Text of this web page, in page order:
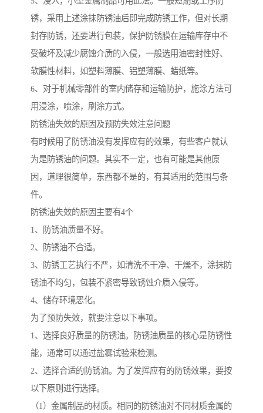
锈，采用上述涂抹防锈油后即完成防锈工作，但对长期
封存防锈，还要进行包装，保护防锈膜在运输库存中不
受破坏及减少腐蚀介质的入侵，一般选用油密封性好、
软膜性材料，如塑料薄膜、铝塑薄膜、蜡纸等。
6、对于机械零部件的室内储存和运输防护，施涂方法可
用浸涂，喷涂，刷涂方式。
防锈油失效的原因及预防失效注意问题
有时候用了防锈油没有发挥应有的效果，有些客户就认
为是防锈油的问题。其实不一定，也有可能是其他原
因，道理很简单，东西都不是的，有其适用的范围与条
件。
防锈油失效的原因主要有4个
1、防锈油质量不好。
2、防锈油不合适。
3、防锈工艺执行不严，如清洗不干净、干燥不，涂抹防
锈油不均匀，包装不紧密导致锈蚀介质入侵等。
4、储存环境恶化。
为了预防失效，就要注意以下事项。
1、选择良好质量的防锈油。防锈油质量的核心是防锈性
能，通常可以通过盐雾试验来检测。
2、选择合适的防锈油。为了发挥应有的防锈效果，要按
以下原则进行选择。
（1）金属制品的材质。相同的防锈油对不同材质金属的